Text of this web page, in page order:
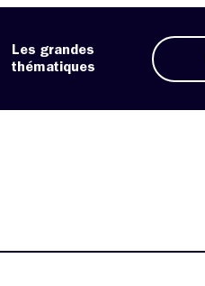
Les grandes
thématiques